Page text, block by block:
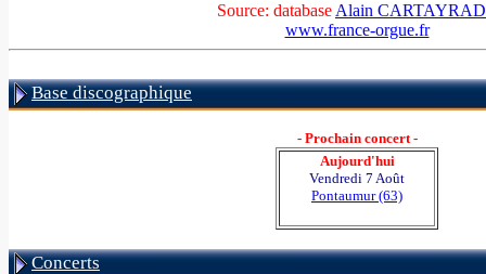
Source: database Alain
www.france-orgue.fr
Base discographique
- Prochain concert -
Aujourd'hui
Vendredi 7 Août
Pontaumur (63)
Concerts